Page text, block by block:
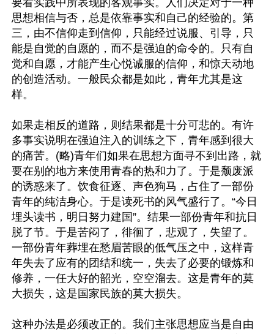
要看实践中所表现的客观事实。人们决定对于一种
思想相信与否，总是依靠事实和自己的经验的。第
三，由不信仰走到信仰，只能经过说服、引导，只
能是自觉的自愿的，而不是强迫的命令的。只有自
觉和自愿，才能产生心悦诚服的信仰，和惊天动地
的创造活动。一般民众都是如此，青年尤其是这
样。
如果走相反的道路，则结果都是十分可悲的。有许
多事实说明在强迫注入的训练之下，青年感到很大
的痛苦。(略)青年们如果在思想方面寻不到出路，就
要在别的地方来使用青春的热和力了。于是颓废派
的诱惑来了。饮食征逐、声色狗马，占住了一部份
青年的纯洁身心。于是读死书的风气盛行了。“今日
埋头读书，明日努力建国”。结果一部份青年和抗日
脱了节。于是苦闷了，徘徊了，悲观了，失望了。
一部份青年葬埋在愁眉苦眼的低气压之中，这样青
年失去了应有的团结和统一，失去了必要的锻炼和
修养，一任大好的韶光，空空溜去。这是青年的莫
大损失，这是国家民族的莫大损失。
这种办法是必须改正的。我们主张思想应当是自由